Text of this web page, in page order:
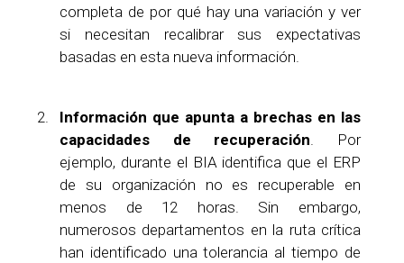
completa de por qué hay una variación y ver
si necesitan recalibrar sus expectativas
basadas en esta nueva información.
Información que apunta a brechas en las
capacidades de recuperación . Por
ejemplo, durante el BIA identifica que el ERP
de su organización no es recuperable en
menos de 12 horas. Sin embargo,
numerosos departamentos en la ruta crítica
han identificado una tolerancia al tiempo de